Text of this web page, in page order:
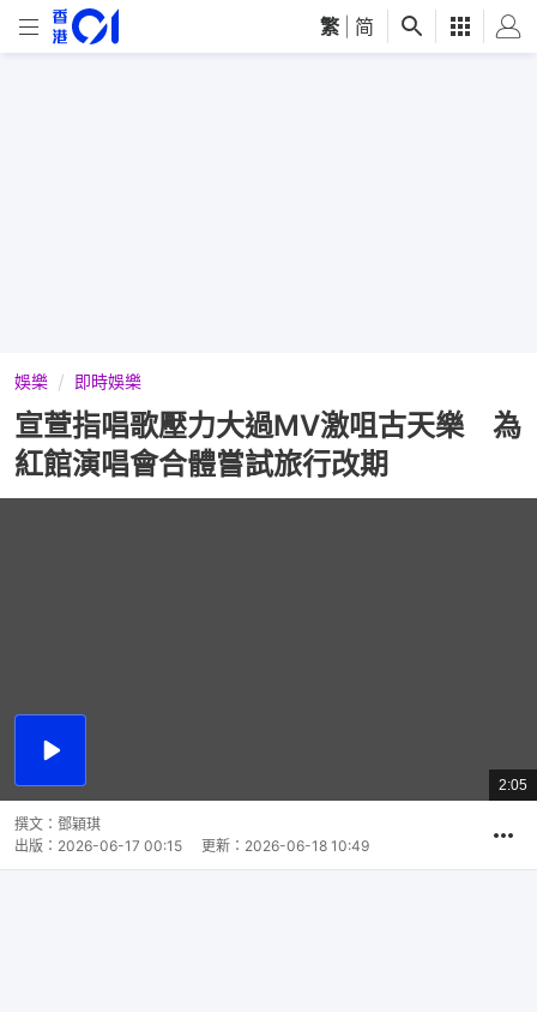
繁 简
娛樂 即時娛樂
宣萱指唱歌壓力大過MV激咀古天樂 為
紅館演唱會合體嘗試旅行改期
播
總
共
2:05
撰文： 鄧穎琪
出版： 2026-06-17 00:15 更新： 2026-06-18 10:49